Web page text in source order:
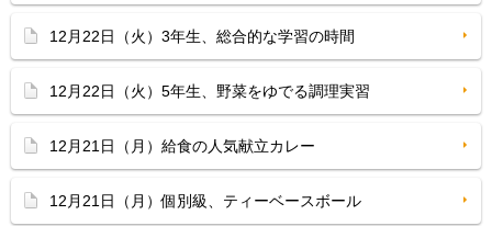
12月22日（火）3年生、総合的な学習の時間
12月22日（火）5年生、野菜をゆでる調理実習
12月21日（月）給食の人気献立カレー
12月21日（月）個別級、ティーベースボール